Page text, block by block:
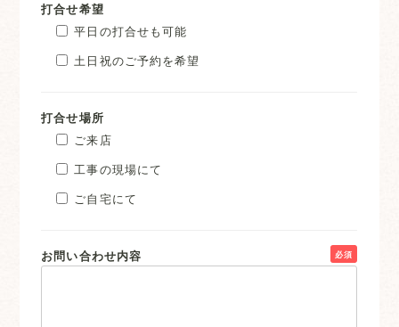
打合せ希望
平日の打合せも可能
土日祝のご予約を希望
打合せ場所
ご来店
工事の現場にて
ご自宅にて
お問い合わせ内容 必須